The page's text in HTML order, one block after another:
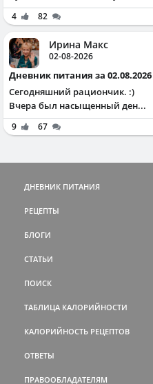
4 82
Ирина Макс
02-08-2026
Дневник питания за 02.08.2026
Сегодняшний рациончик. :)
Вчера был насыщенный ден...
9 67
ДНЕВНИК ПИТАНИЯ
РЕЦЕПТЫ
БЛОГИ
СТАТЬИ
ПОИСК
ТАБЛИЦА КАЛОРИЙНОСТИ
КАЛОРИЙНОСТЬ РЕЦЕПТОВ
ОТВЕТЫ
ПРАВООБЛАДАТЕЛЯМ